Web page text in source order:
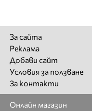
За сайта
Реклама
Добави сайт
Условия за ползване
За контакти
Онлайн магазин